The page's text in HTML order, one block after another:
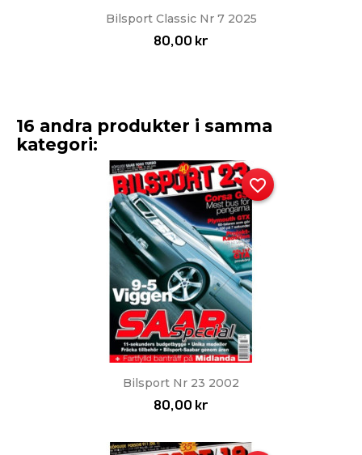
Bilsport Classic Nr 7 2025
80,00 kr
16 andra produkter i samma
kategori:
Bilsport Nr 23 2002
80,00 kr
favorite_border